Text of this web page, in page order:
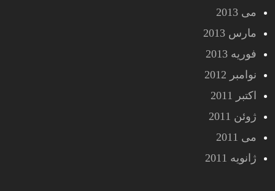
می 2013
مارس 2013
فوریه 2013
نوامبر 2012
اکتبر 2011
ژوئن 2011
می 2011
ژانویه 2011